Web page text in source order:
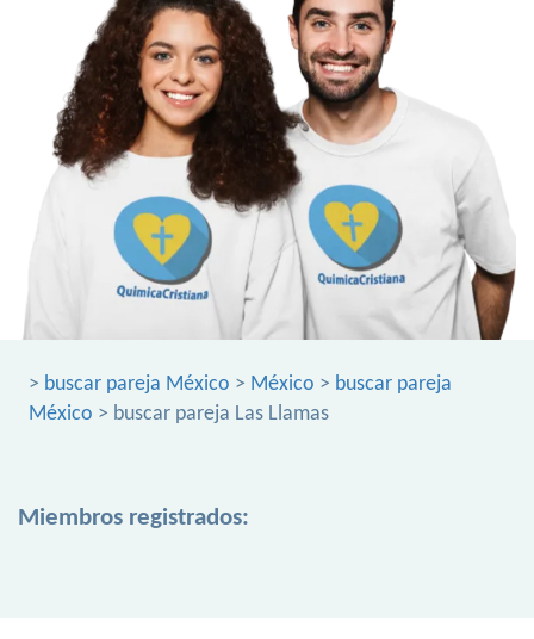
> buscar pareja México > México > buscar pareja
México > buscar pareja Las Llamas
Miembros registrados: